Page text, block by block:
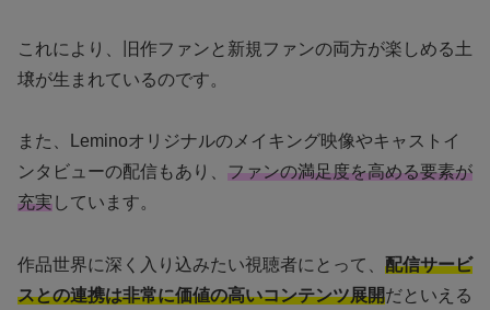
これにより、旧作ファンと新規ファンの両方が楽しめる土
壌が生まれているのです。
また、Leminoオリジナルのメイキング映像やキャストイ
ンタビューの配信もあり、 ファンの満足度を高める要素が
充実しています。
作品世界に深く入り込みたい視聴者にとって、 配信サービ
スとの連携は非常に価値の高いコンテンツ展開だといえる